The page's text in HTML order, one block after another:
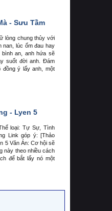
- Sưu Tầm
lòng chung thủy với
nan, lúc ốm đau hay
bình an, anh hứa sẽ
suốt đời anh. Đám
đồng ý lấy anh, một
- Lyen 5
loại: Tự Sự, Tình
Link góp ý: [Thảo
5 Văn Án: Cơ hội sẽ
này theo nhiều cách
để bắt lấy nó một